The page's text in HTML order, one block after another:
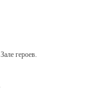
героев.